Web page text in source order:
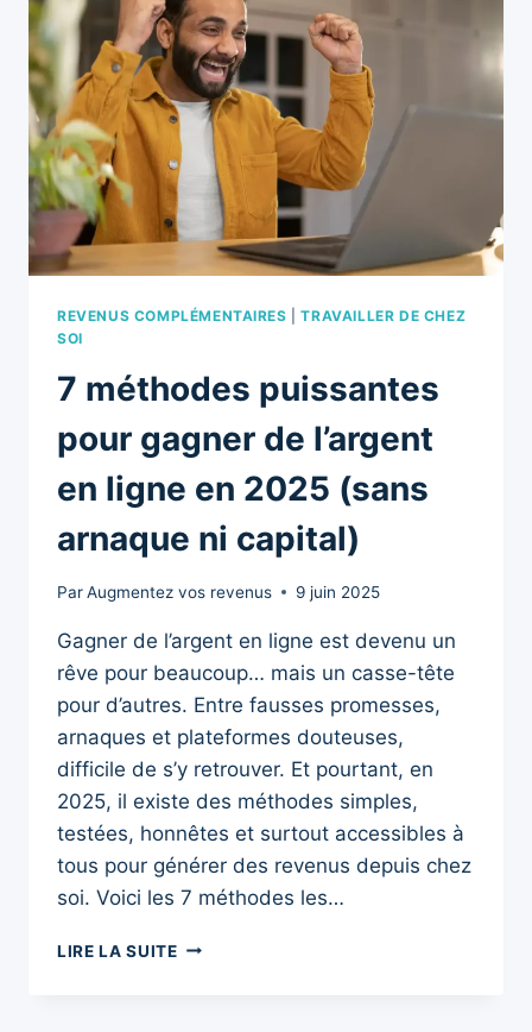
7
IDÉES
FIABLES
POUR
GAGNER
UN
COMPLÉMENT
DE
REVENU
DEPUIS
CHEZ
REVENUS COMPLÉMENTAIRES |TRAVAILLER DE CHEZ
SOI
7 méthodes puissantes
pour gagner de l’argent
en ligne en 2025 (sans
arnaque ni capital)
ParAugmentez vos revenus 9 juin 2025
Gagner de l’argent en ligne est devenu un
rêve pour beaucoup… mais un casse-tête
pour d’autres. Entre fausses promesses,
arnaques et plateformes douteuses,
difficile de s’y retrouver. Et pourtant, en
2025, il existe des méthodes simples,
testées, honnêtes et surtout accessibles à
tous pour générer des revenus depuis chez
soi. Voici les 7 méthodes les…
LIRE LA SUITE7